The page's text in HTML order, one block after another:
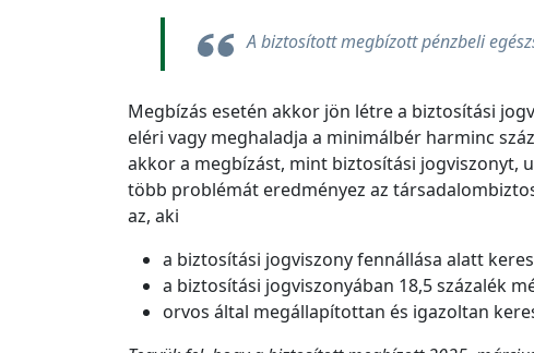
A biztosított megbízott pénzbeli
Megbízás esetén akkor jön létre a biztosítási
eléri vagy meghaladja a minimálbér harminc
akkor a megbízást, mint biztosítási jogviszonyt,
több problémát eredményez az
az, aki
a biztosítási jogviszony fennállása alatt
a biztosítási jogviszonyában 18,5 százalék
orvos által megállapítottan és igazoltan